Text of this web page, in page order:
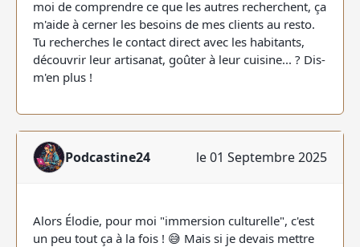
moi de comprendre ce que les autres recherchent, ça
m'aide à cerner les besoins de mes clients au resto.
Tu recherches le contact direct avec les habitants,
découvrir leur artisanat, goûter à leur cuisine... ? Dis-
m'en plus !
Podcastine24 le 01 Septembre 2025
Alors Élodie, pour moi "immersion culturelle", c'est
un peu tout ça à la fois ! 😅 Mais si je devais mettre